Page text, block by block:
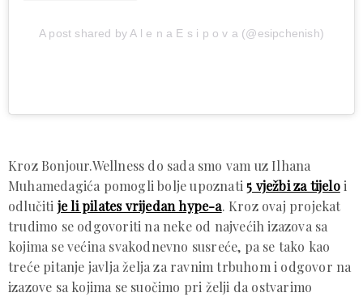
A post shared by A l e n a E s i p o v a (@esipchenish)
Kroz Bonjour.Wellness do sada smo vam uz Ilhana
Muhamedagića pomogli bolje upoznati 5 vježbi za tijeloi
odlučiti je li pilates vrijedan hype-a. Kroz ovaj projekat
trudimo se odgovoriti na neke od najvećih izazova sa
kojima se većina svakodnevno susreće, pa se tako kao
treće pitanje javlja želja za ravnim trbuhom i odgovor na
izazove sa kojima se suočimo pri želji da ostvarimo